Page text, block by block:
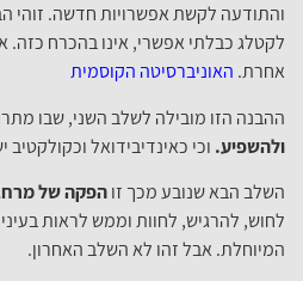
והתודעה לקשת אפשרויות חדשה. זוהי
לקטלג כבלתי אפשרי, אינו בהכרח כזה.
אחרת. האוניברסיטה הקוסמית
ההבנה הזו מובילה לשלב השני, שבו
ולהשפיע. וכי כאינדיבידואל וכקולקטיב
השלב הבא שנובע מכך זוהפקה של
לחוש, להרגיש, לחוות וממש לראות
המיוחלת. אבל זהו לא השלב האחרון.